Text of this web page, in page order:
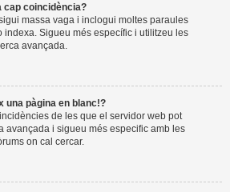
cap coincidència?
massa vaga i inclogui moltes paraules
indexa. Sigueu més específic i utilitzeu les
avançada.
una pàgina en blanc!?
de les que el servidor web pot
avançada i sigueu més especific amb les
on cal cercar.